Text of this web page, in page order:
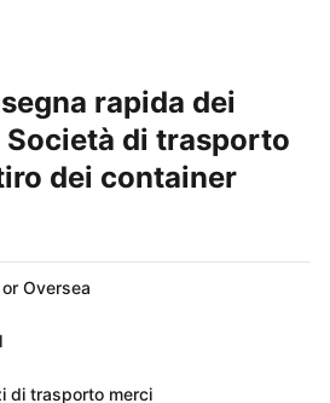
rapida dei
di trasporto
dei container
Oversea
di trasporto merci